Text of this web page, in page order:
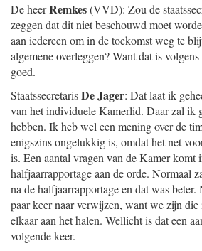
De heerRemkes(VVD): Zou de
zeggen dat dit niet beschouwd moet
aan iedereen om in de toekomst weg te
algemene overleggen? Want dat is
goed.
StaatssecretarisDe Jager: Dat laat ik
van het individuele Kamerlid. Daar zal ik
hebben. Ik heb wel een mening over de
enigszins ongelukkig is, omdat het net
is. Een aantal vragen van de Kamer komt
halfjaarrapportage aan de orde. Normaal
na de halfjaarrapportage en dat was
paar keer naar verwijzen, want we zijn
elkaar aan het halen. Wellicht is dat een
volgende keer.